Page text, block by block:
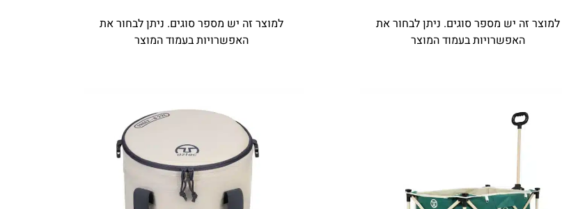
למוצר זה יש מספר סוגים. ניתן לבחור את
האפשרויות בעמוד המוצר
למוצר זה יש מספר סוגים. ניתן לבחור את
האפשרויות בעמוד המוצר